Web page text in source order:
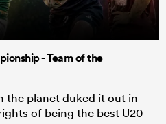
- Team of the
the planet duked it out in
of being the best U20